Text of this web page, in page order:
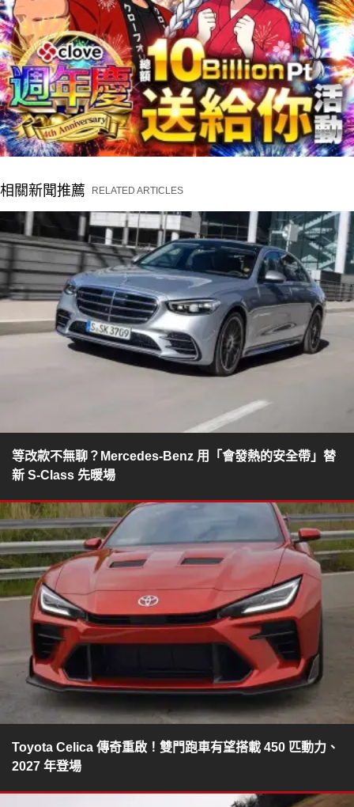
相關新聞推薦 RELATED ARTICLES
等改款不無聊？Mercedes-Benz 用「會發熱的安全帶」替
新 S-Class 先暖場
Toyota Celica 傳奇重啟！雙門跑車有望搭載 450 匹動力、
2027 年登場